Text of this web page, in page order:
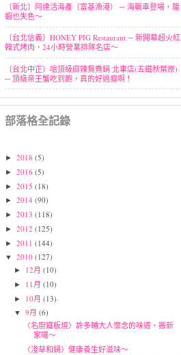
〔新北〕阿達活海產（富基漁港） ─ 海戰車登場，龍
蝦也失色～
〔台北信義〕HONEY PIG Restaurant ─ 新開幕超火紅
韓式烤肉，24小時營業排隊名店～
〔台北中正〕嗆頂級麻辣鴛鴦鍋 北車店(五鐵秋葉原)
─ 頂級帝王蟹吃到飽，真的好過癮啊！
部落格全記錄
► 2018 (5)
► 2016 (5)
► 2015 (18)
► 2014 (90)
► 2013 (118)
► 2012 (125)
► 2011 (144)
▼ 2010 (127)
► 12月(10)
► 11月(10)
► 10月(13)
▼9月(6)
〈名廚鐵板燒〉許多輔大人懷念的味道，搬新
家囉～
〈淺草和鍋〉健康養生好滋味～